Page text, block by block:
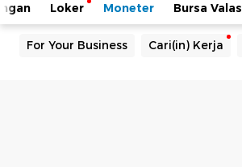
Loker Moneter Bursa Valas
For Your Business Cari(in) Kerja